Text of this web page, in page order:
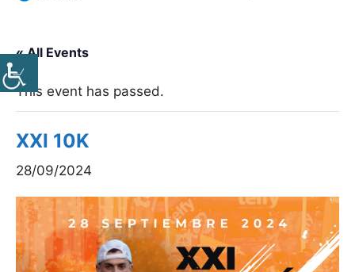
« All Events
This event has passed.
XXI 10K
28/09/2024